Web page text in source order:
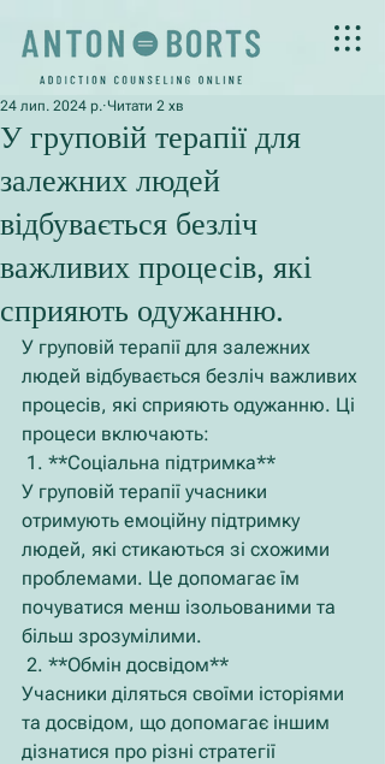
У груповій терапії для
залежних людей
відбувається безліч
важливих процесів, які
сприяють одужанню.
24 лип. 2024 р. Читати 2 хв
У груповій терапії для залежних
людей відбувається безліч важливих
процесів, які сприяють одужанню. Ці
процеси включають:
1. **Соціальна підтримка**
У груповій терапії учасники
отримують емоційну підтримку
людей, які стикаються зі схожими
проблемами. Це допомагає їм
почуватися менш ізольованими та
більш зрозумілими.
2. **Обмін досвідом**
Учасники діляться своїми історіями
та досвідом, що допомагає іншим
дізнатися про різні стратегії